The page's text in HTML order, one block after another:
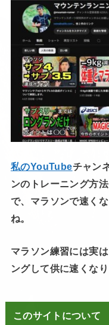
私のYouTubeチャン
ンのトレーニング方
で、マラソンで速く
ね。
マラソン練習には実
ングして供に速くな
このサイトについて